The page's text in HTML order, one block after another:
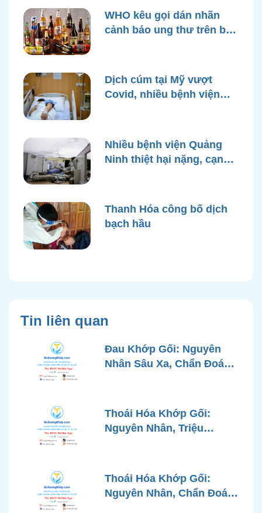
WHO kêu gọi dán nhãn
cảnh báo ung thư trên bao
Dịch cúm tại Mỹ vượt
Covid, nhiều bệnh viện
Nhiều bệnh viện Quảng
Ninh thiệt hại nặng, cạn
Thanh Hóa công bố dịch
bạch hầu
Tin liên quan
Đau Khớp Gối: Nguyên
Nhân Sâu Xa, Chẩn Đoán
Góc Nhìn Bác Sĩ Xương
Khớp
Thoái Hóa Khớp Gối:
Nguyên Nhân, Triệu
Chuẩn Y Khoa
Thoái Hóa Khớp Gối:
Nguyên Nhân, Chẩn Đoán